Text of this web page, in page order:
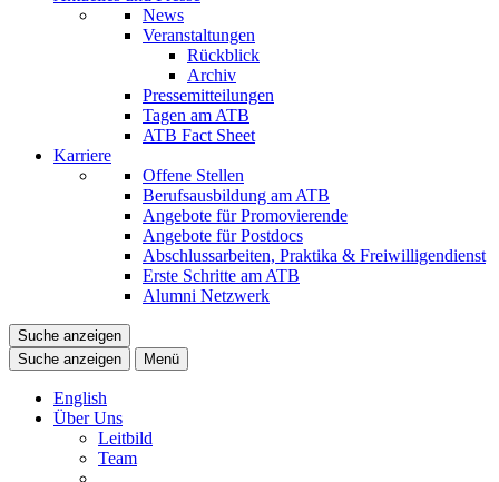
News
Veranstaltungen
Rückblick
Archiv
Pressemitteilungen
Tagen am ATB
ATB Fact Sheet
Karriere
Offene Stellen
Berufsausbildung am ATB
Angebote für Promovierende
Angebote für Postdocs
Abschlussarbeiten, Praktika & Freiwilligendienst
Erste Schritte am ATB
Alumni Netzwerk
Suche anzeigen
Suche anzeigen
Menü
English
Über Uns
Leitbild
Team